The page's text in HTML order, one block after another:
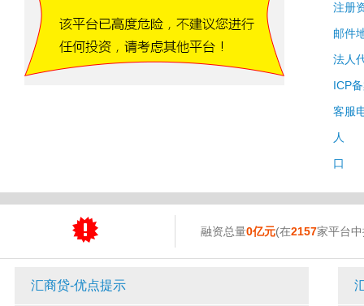
注册
邮件
法人
ICP
客服
人
口
融资总量0亿元(在2157家平台
汇商贷-优点提示